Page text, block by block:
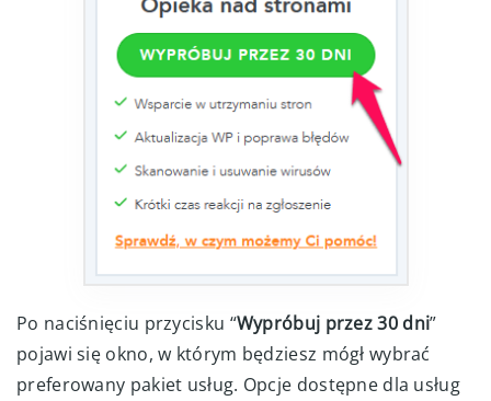
Po naciśnięciu przycisku “Wypróbuj przez 30 dni”
pojawi się okno, w którym będziesz mógł wybrać
preferowany pakiet usług. Opcje dostępne dla usług